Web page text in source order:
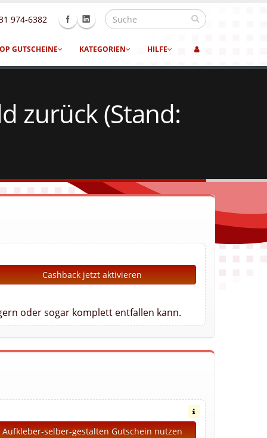
974-6382
GUTSCHEINE KATEGORIEN HILFE
zurück (Stand:
Cashback jetzt aktivieren
oder sogar komplett entfallen kann.
Aufkleber-selber-gestalten Gutschein nutzen